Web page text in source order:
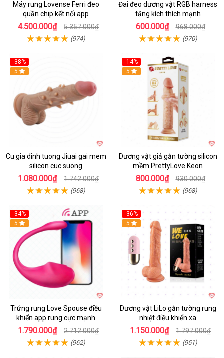
Máy rung Lovense Ferri đeo
quần chip kết nối app
4.500.000₫ 5.357.000₫
(974)
Đai đeo dương vật RGB harness
tăng kích thích mạnh
600.000₫ 968.000₫
(970)
-38%
5
Cu gia dinh tuong Jiuai gai mem
silicon cuc suong
1.080.000₫ 1.742.000₫
(968)
-14%
5
Dương vật giả gắn tường silicon
mềm PrettyLove Keon
800.000₫ 930.000₫
(968)
-34%
5
Trứng rung Love Spouse điều
khiển app rung cực mạnh
1.790.000₫ 2.712.000₫
(962)
-36%
5
Dương vật LiLo gắn tường rung
nhiệt điều khiển xa
1.150.000₫ 1.797.000₫
(951)